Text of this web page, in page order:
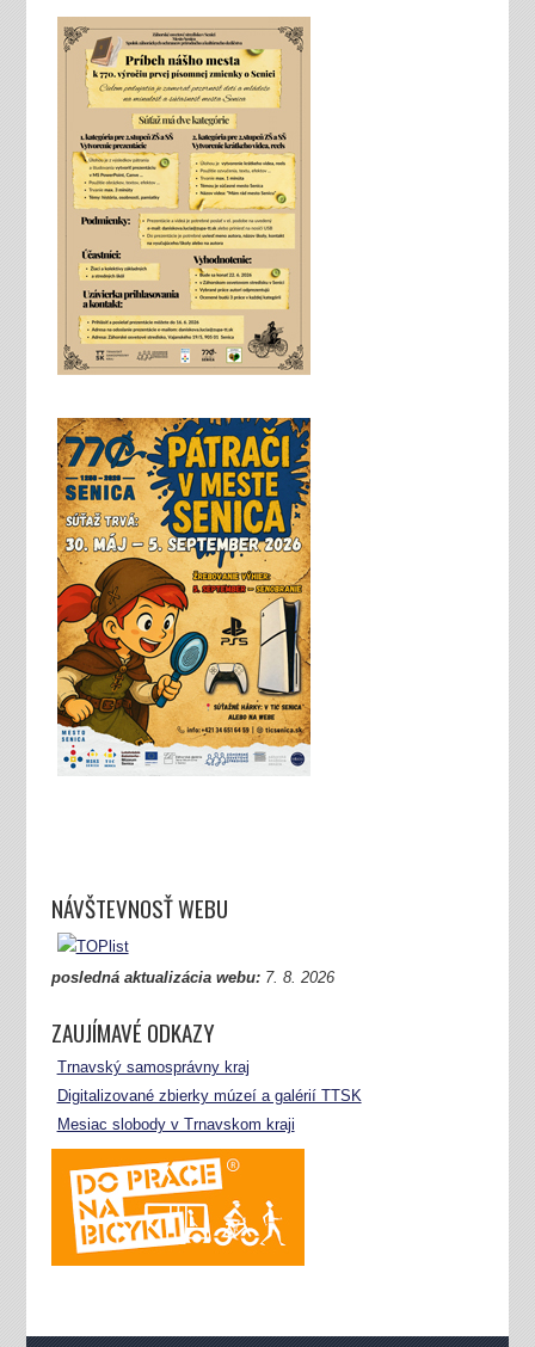
NÁVŠTEVNOSŤ WEBU
posledná aktualizácia webu:7. 8. 2026
ZAUJÍMAVÉ ODKAZY
Trnavský samosprávny kraj
Digitalizované zbierky múzeí a galérií TTSK
Mesiac slobody v Trnavskom kraji